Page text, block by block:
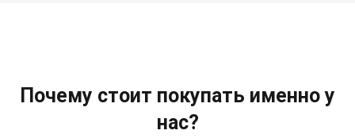
Почему стоит покупать именно у
нас?